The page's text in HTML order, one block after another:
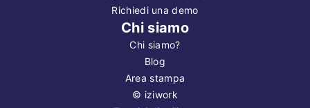
Richiedi una demo
Chi siamo
Chi siamo?
Blog
Area stampa
© iziwork